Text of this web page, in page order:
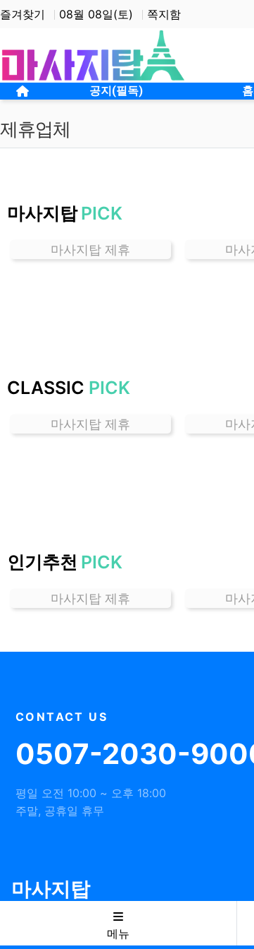
상단 네비
즐겨찾기 08월 08일(토) 쪽지함
메인 메뉴 공지(필독)
홈으로
제휴업체
지마사지탑 PICK
마사지탑 제휴 마사
CLASSIC PICK
마사지탑 제휴 마사
인기추천 PICK
마사지탑 제휴 마사
CONTACT US
0507-2030-
평일 오전 10:00 ~ 오후 18:00
주말, 공휴일 휴무
마사지탑
메뉴